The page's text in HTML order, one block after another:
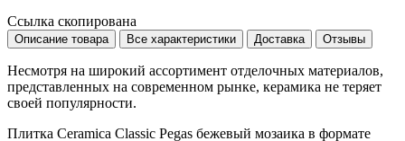
Ссылка скопирована
Описание товара Все характеристики Доставка Отзывы
Несмотря на широкий ассортимент отделочных материалов,
представленных на современном рынке, керамика не теряет
своей популярности.
Плитка Ceramica Classic Pegas бежевый мозаика в формате